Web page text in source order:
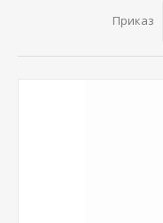
Приказ